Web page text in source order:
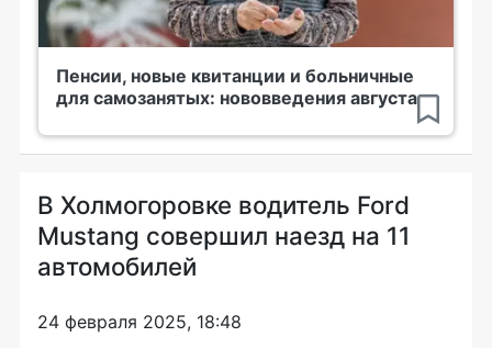
Пенсии, новые квитанции и больничные
для самозанятых: нововведения августа
В Холмогоровке водитель Ford
Mustang совершил наезд на 11
автомобилей
24 февраля 2025, 18:48